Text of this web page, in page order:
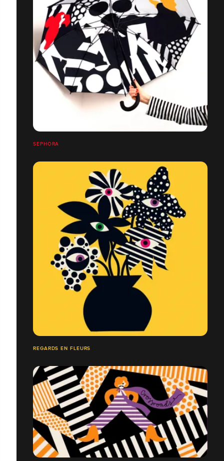
SEPHORA
REGARDS EN FLEURS